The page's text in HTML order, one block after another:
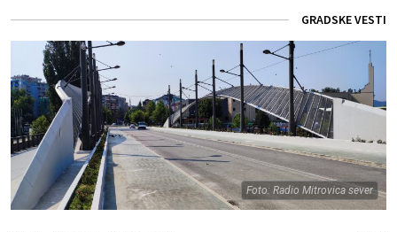
GRADSKE VESTI
Foto: Radio Mitrovica sever